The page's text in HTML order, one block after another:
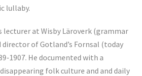
lullaby.
lecturer at Wisby Läroverk (grammar
director of Gotland’s Fornsal (today
1907. He documented with a
folk culture and and daily